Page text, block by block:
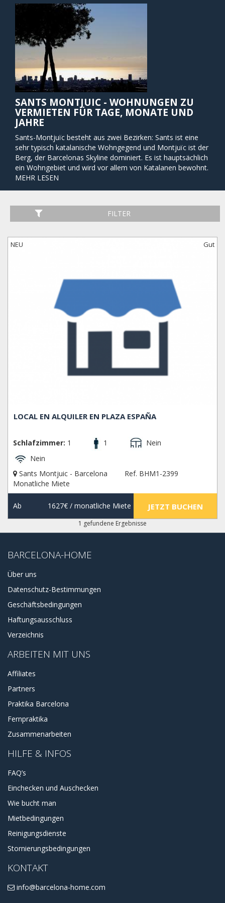
SANTS MONTJUIC - WOHNUNGEN ZU
VERMIETEN FÜR TAGE, MONATE UND
JAHRE
Sants-Montjuïc besteht aus zwei Bezirken: Sants ist eine
sehr typisch katalanische Wohngegend und Montjuïc ist der
Berg, der Barcelonas Skyline dominiert. Es ist hauptsächlich
ein Wohngebiet und wird vor allem von Katalanen bewohnt.
Montjuïc ist die Heimat der meisten Sportstätten, die für
die Heimat der beiden vorgenannten Kunstmuseen Museu
Nacional d’Art de Catalunya (MNAC) und Fundació Joan
Festung Montjuïc. Eine gigantische Treppe führt hoch in
Richtung Montjuic und MNAC (Museu National d' Art
Wassershow mit Lichtern und klassischer Musik sollte man
sich auf keinen Fall verpassen. Wenn Sie in Sants sind und
Lust haben auf einen Drink, gehen Sie zum Plaça d’Osca,
dem neuen Hotspot in Sants, wo Sie zahlreiche Bars und
Open-Air-Cafés finden. Am Montjuïc finden Sie hier und da
eine Bar oder Cerveceria, während Sie durch die Straßen
La Font de la Guatlla, La Marina de Port, La Marina del Prat
MEHR LESEN
FILTER
NEU Gut
LOCAL EN ALQUILER EN PLAZA ESPAÑA
Schlafzimmer: 1 1
Nein
Nein
Sants Montjuic - Barcelona
Ref. BHM1-2399
Monatliche Miete
Ab 1627€/ monatliche Miete JETZT BUCHEN
1 gefundene Ergebnisse
BARCELONA-HOME
Über uns
Datenschutz-Bestimmungen
Geschäftsbedingungen
Haftungsausschluss
Verzeichnis
ARBEITEN MIT UNS
Affiliates
Partners
Praktika Barcelona
Fernpraktika
Zusammenarbeiten
HILFE & INFOS
FAQ’s
Einchecken und Auschecken
Wie bucht man
Mietbedingungen
Reinigungsdienste
Stornierungsbedingungen
KONTAKT
info@barcelona-home.com